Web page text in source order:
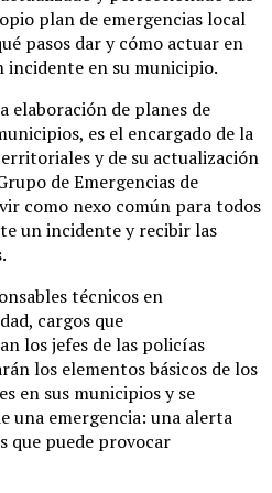
plan de emergencias local
pasos dar y cómo actuar en
incidente en su municipio.
elaboración de planes de
es el encargado de la
y de su actualización
de Emergencias de
como nexo común para todos
un incidente y recibir las
técnicos en
cargos que
los jefes de las policías
los elementos básicos de los
en sus municipios y se
una emergencia: una alerta
que puede provocar